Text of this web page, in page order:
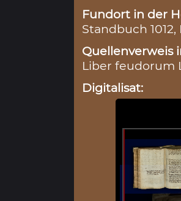
Fundort in der
Standbuch
Quellenverweis
Liber feudorum
Digitalisat: